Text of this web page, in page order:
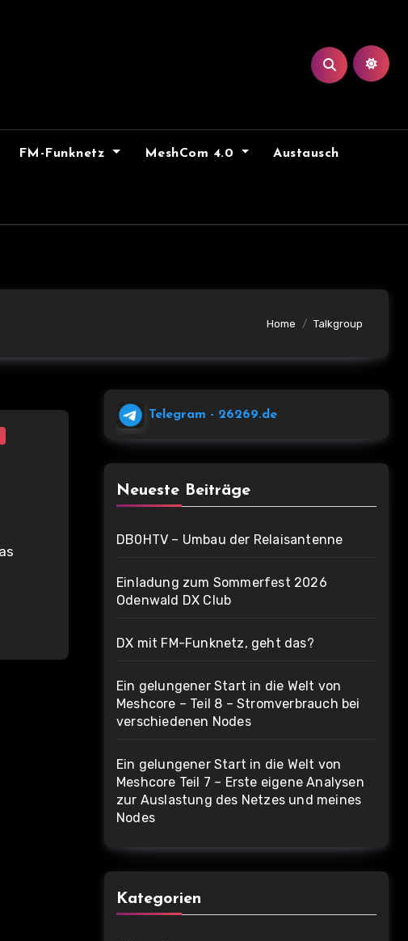
FM-Funknetz MeshCom 4.0 Austausch
Home Talkgroup
Telegram - 26269.de
Neueste Beiträge
DB0HTV – Umbau der Relaisantenne
Einladung zum Sommerfest 2026
Odenwald DX Club
DX mit FM-Funknetz, geht das?
Ein gelungener Start in die Welt von
Meshcore – Teil 8 – Stromverbrauch bei
verschiedenen Nodes
Ein gelungener Start in die Welt von
Meshcore Teil 7 – Erste eigene Analysen
zur Auslastung des Netzes und meines
Nodes
Kategorien